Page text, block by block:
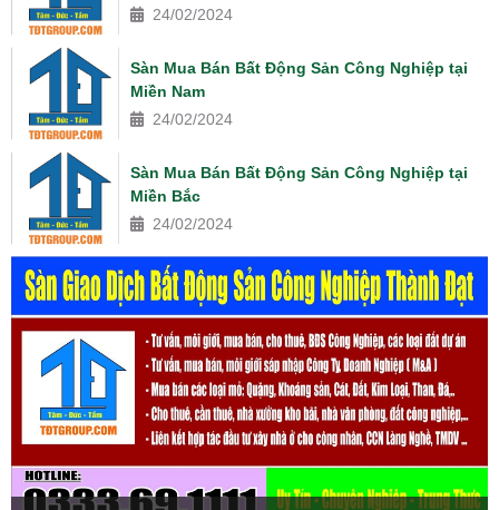
24/02/2024
Sàn Mua Bán Bất Động Sản Công Nghiệp tại
Miền Nam
24/02/2024
Sàn Mua Bán Bất Động Sản Công Nghiệp tại
Miền Bắc
24/02/2024